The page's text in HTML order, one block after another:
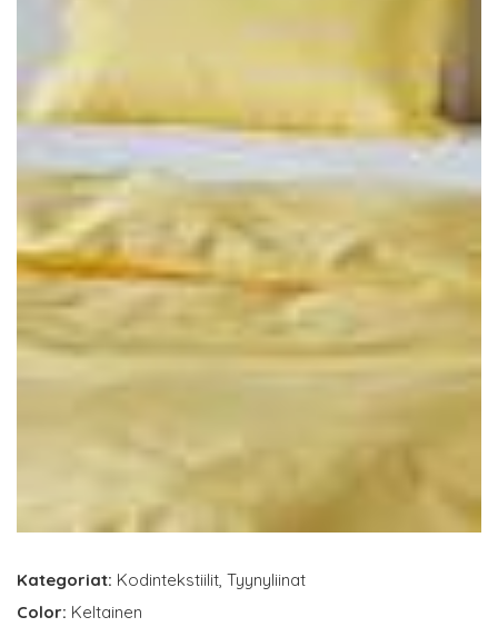
Kategoriat: Kodintekstiilit, Tyynyliinat
Color: Keltainen